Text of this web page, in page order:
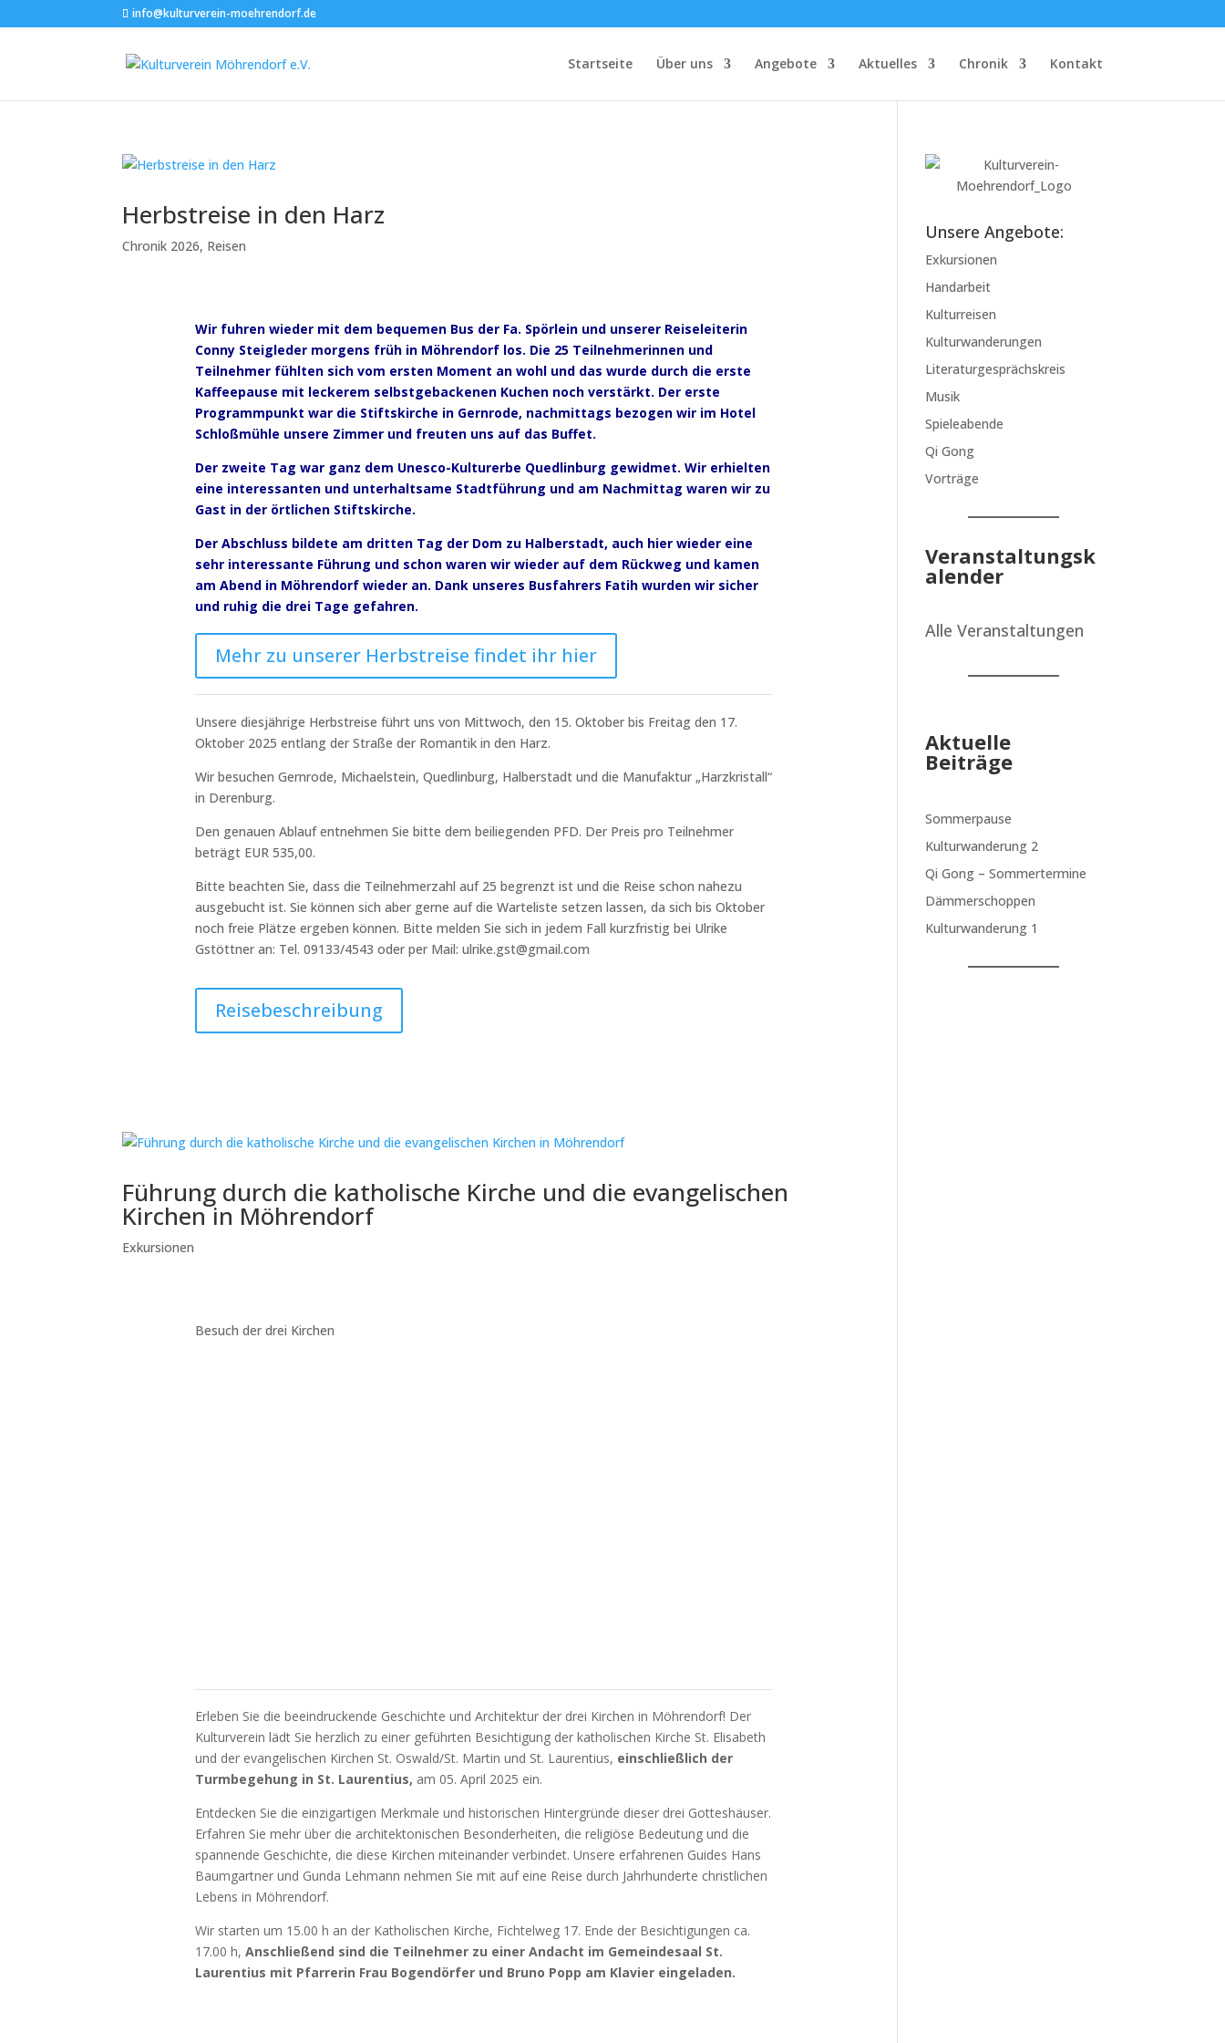
info@kulturverein-moehrendorf.de
Startseite Über uns Angebote Aktuelles Chronik Kontakt
Herbstreise in den Harz
Chronik 2026, Reisen
Wir fuhren wieder mit dem bequemen Bus der Fa. Spörlein und unserer Reiseleiterin
Conny Steigleder morgens früh in Möhrendorf los. Die 25 Teilnehmerinnen und
Teilnehmer fühlten sich vom ersten Moment an wohl und das wurde durch die erste
Kaffeepause mit leckerem selbstgebackenen Kuchen noch verstärkt. Der erste
Programmpunkt war die Stiftskirche in Gernrode, nachmittags bezogen wir im Hotel
Schloßmühle unsere Zimmer und freuten uns auf das Buffet.
Der zweite Tag war ganz dem Unesco-Kulturerbe Quedlinburg gewidmet. Wir erhielten
eine interessanten und unterhaltsame Stadtführung und am Nachmittag waren wir zu
Gast in der örtlichen Stiftskirche.
Der Abschluss bildete am dritten Tag der Dom zu Halberstadt, auch hier wieder eine
sehr interessante Führung und schon waren wir wieder auf dem Rückweg und kamen
am Abend in Möhrendorf wieder an. Dank unseres Busfahrers Fatih wurden wir sicher
und ruhig die drei Tage gefahren.
Mehr zu unserer Herbstreise findet ihr hier
Unsere diesjährige Herbstreise führt uns von Mittwoch, den 15. Oktober bis Freitag den 17.
Oktober 2025 entlang der Straße der Romantik in den Harz.
Wir besuchen Gernrode, Michaelstein, Quedlinburg, Halberstadt und die Manufaktur „Harzkristall“
in Derenburg.
Den genauen Ablauf entnehmen Sie bitte dem beiliegenden PFD. Der Preis pro Teilnehmer
beträgt EUR 535,00.
Bitte beachten Sie, dass die Teilnehmerzahl auf 25 begrenzt ist und die Reise schon nahezu
ausgebucht ist. Sie können sich aber gerne auf die Warteliste setzen lassen, da sich bis Oktober
noch freie Plätze ergeben können. Bitte melden Sie sich in jedem Fall kurzfristig bei Ulrike
Gstöttner an: Tel. 09133/4543 oder per Mail: ulrike.gst@gmail.com
Reisebeschreibung
Führung durch die katholische Kirche und die evangelischen
Kirchen in Möhrendorf
Exkursionen
Besuch der drei Kirchen
Erleben Sie die beeindruckende Geschichte und Architektur der drei Kirchen in Möhrendorf! Der
Kulturverein lädt Sie herzlich zu einer geführten Besichtigung der katholischen Kirche St. Elisabeth
und der evangelischen Kirchen St. Oswald/St. Martin und St. Laurentius, einschließlich der
Turmbegehung in St. Laurentius, am 05. April 2025 ein.
Entdecken Sie die einzigartigen Merkmale und historischen Hintergründe dieser drei Gotteshäuser.
Erfahren Sie mehr über die architektonischen Besonderheiten, die religiöse Bedeutung und die
spannende Geschichte, die diese Kirchen miteinander verbindet. Unsere erfahrenen Guides Hans
Baumgartner und Gunda Lehmann nehmen Sie mit auf eine Reise durch Jahrhunderte christlichen
Lebens in Möhrendorf.
Wir starten um 15.00 h an der Katholischen Kirche, Fichtelweg 17. Ende der Besichtigungen ca.
17.00 h, Anschließend sind die Teilnehmer zu einer Andacht im Gemeindesaal St.
Laurentius mit Pfarrerin Frau Bogendörfer und Bruno Popp am Klavier eingeladen.
Unsere Angebote:
Exkursionen
Handarbeit
Kulturreisen
Kulturwanderungen
Literaturgesprächskreis
Musik
Spieleabende
Qi Gong
Vorträge
Veranstaltungsk
alender
Alle Veranstaltungen
Aktuelle
Beiträge
Sommerpause
Kulturwanderung 2
Qi Gong – Sommertermine
Dämmerschoppen
Kulturwanderung 1